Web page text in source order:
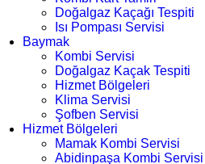
Doğalgaz Kaçağı Tespiti
Isı Pompası Servisi
Baymak
Kombi Servisi
Doğalgaz Kaçak Tespiti
Hizmet Bölgeleri
Klima Servisi
Şofben Servisi
Hizmet Bölgeleri
Mamak Kombi Servisi
Abidinpaşa Kombi Servisi